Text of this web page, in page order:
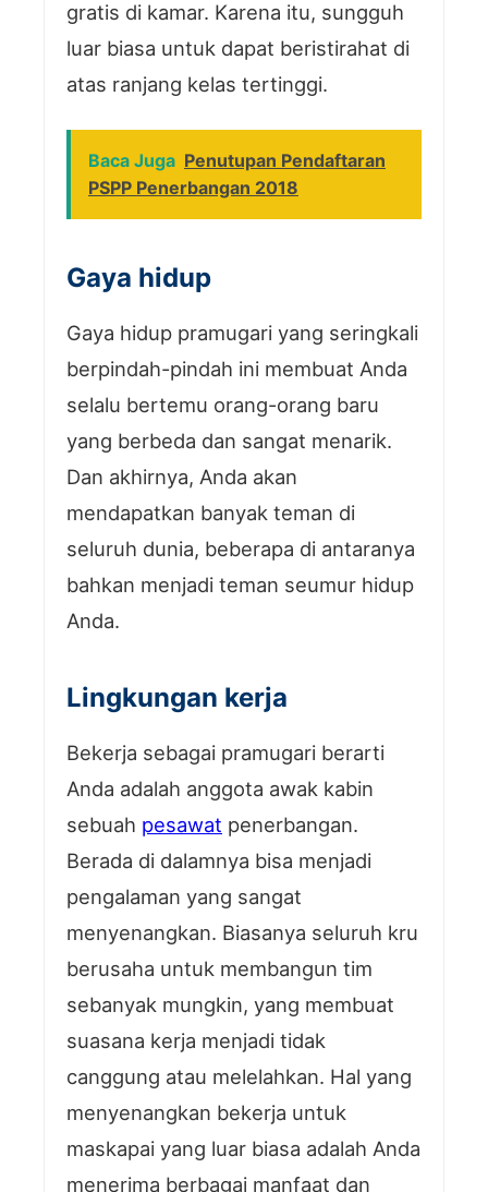
gratis di kamar. Karena itu, sungguh
luar biasa untuk dapat beristirahat di
atas ranjang kelas tertinggi.
Baca Juga Penutupan Pendaftaran
PSPP Penerbangan 2018
Gaya hidup
Gaya hidup pramugari yang seringkali
berpindah-pindah ini membuat Anda
selalu bertemu orang-orang baru
yang berbeda dan sangat menarik.
Dan akhirnya, Anda akan
mendapatkan banyak teman di
seluruh dunia, beberapa di antaranya
bahkan menjadi teman seumur hidup
Anda.
Lingkungan kerja
Bekerja sebagai pramugari berarti
Anda adalah anggota awak kabin
sebuah pesawat penerbangan.
Berada di dalamnya bisa menjadi
pengalaman yang sangat
menyenangkan. Biasanya seluruh kru
berusaha untuk membangun tim
sebanyak mungkin, yang membuat
suasana kerja menjadi tidak
canggung atau melelahkan. Hal yang
menyenangkan bekerja untuk
maskapai yang luar biasa adalah Anda
menerima berbagai manfaat dan